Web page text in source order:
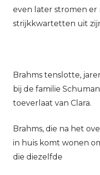
even later stromen er
strijkkwartetten uit
Brahms tenslotte,
bij de familie
toeverlaat van Clara.
Brahms, die na het
in huis komt wonen
die diezelfde